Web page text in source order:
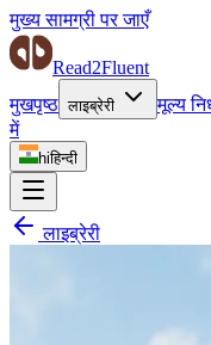
मुख्य सामग्री पर जाएँ
Read2Fluent
मुखपृष्ठ लाइब्रेरी मूल्य
में
hiहिन्दी
लाइब्रेरी